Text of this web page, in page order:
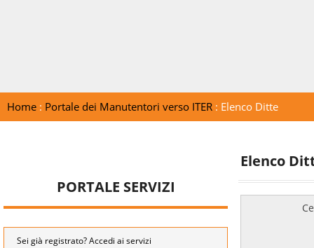
Home: Portale dei Manutentori verso ITER: Elenco Ditte
PORTALE SERVIZI
Sei già registrato? Accedi ai servizi
Elenco